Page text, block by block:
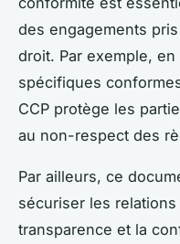
des engagements
droit. Par exemple,
spécifiques
CCP protège les
au non-respect des
Par ailleurs, ce
sécuriser les
transparence et la